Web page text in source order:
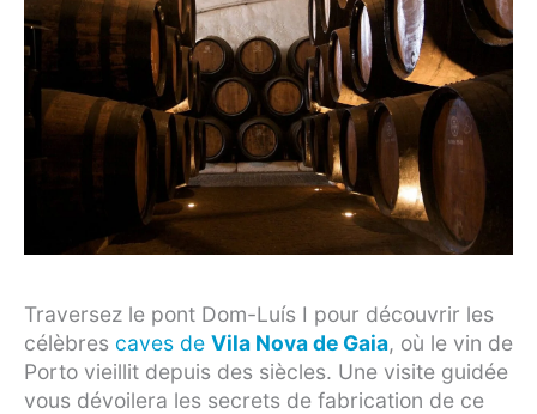
Traversez le pont Dom-Luís I pour découvrir les
célèbres caves de Vila Nova de Gaia, où le vin de
Porto vieillit depuis des siècles. Une visite guidée
vous dévoilera les secrets de fabrication de ce